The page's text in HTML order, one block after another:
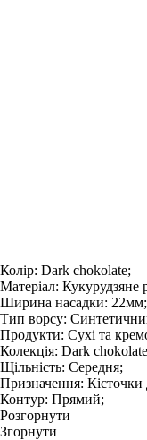
Колір: Dark chokolate;
Матеріал: Кукурудзяне
Ширина насадки: 22мм;
Тип ворсу:
Продукти: Сухі та
Колекція: Dark
Щільність: Середня;
Призначення: Кісточки
Контур: Прямий;
Розгорнути
Згорнути